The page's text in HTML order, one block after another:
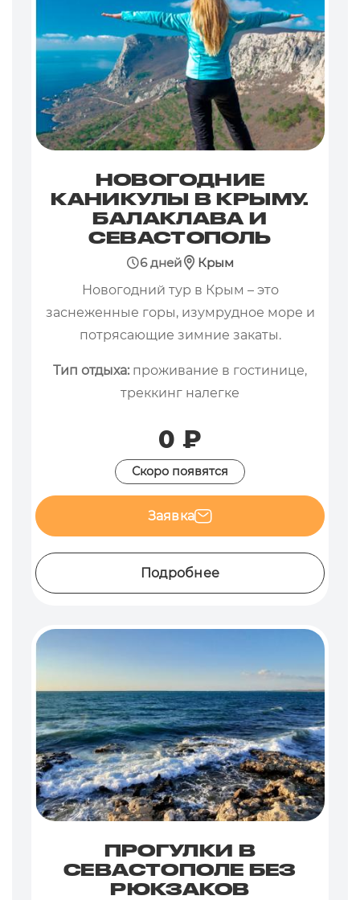
НОВОГОДНИЕ
КАНИКУЛЫ В КРЫМУ.
БАЛАКЛАВА И
СЕВАСТОПОЛЬ
6 дней
Крым
Новогодний тур в Крым – это
заснеженные горы, изумрудное море и
потрясающие зимние закаты.
Тип отдыха: проживание в гостинице,
треккинг налегке
0 ₽
Скоро появятся
Подробнее
Заявка
ПРОГУЛКИ В
СЕВАСТОПОЛЕ БЕЗ
РЮКЗАКОВ